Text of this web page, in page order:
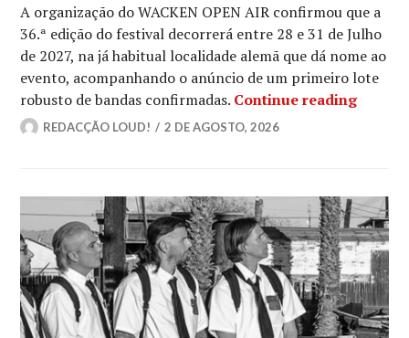
A organização do WACKEN OPEN AIR confirmou que a
36.ª edição do festival decorrerá entre 28 e 31 de Julho
de 2027, na já habitual localidade alemã que dá nome ao
evento, acompanhando o anúncio de um primeiro lote
robusto de bandas confirmadas. Continue reading
REDACÇÃO LOUD! 2 DE AGOSTO, 2026